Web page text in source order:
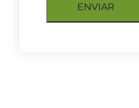
ENVIAR